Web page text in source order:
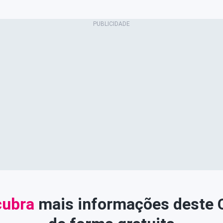
mais informações deste